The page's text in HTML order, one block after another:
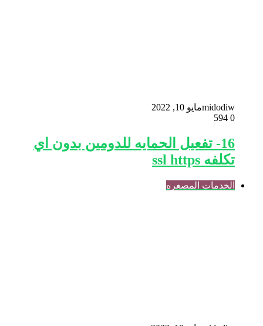
midodiwمايو 10, 2022
0
16- تفعيل الحمايه للدومين بدون اي
تكلفه ssl https
الخدمات المصغره